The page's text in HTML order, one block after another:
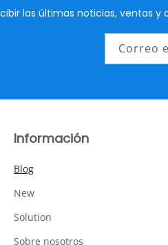
las últimas noticias, ventas
Correo
Información
Blog
New
Solution
Sobre nosotros